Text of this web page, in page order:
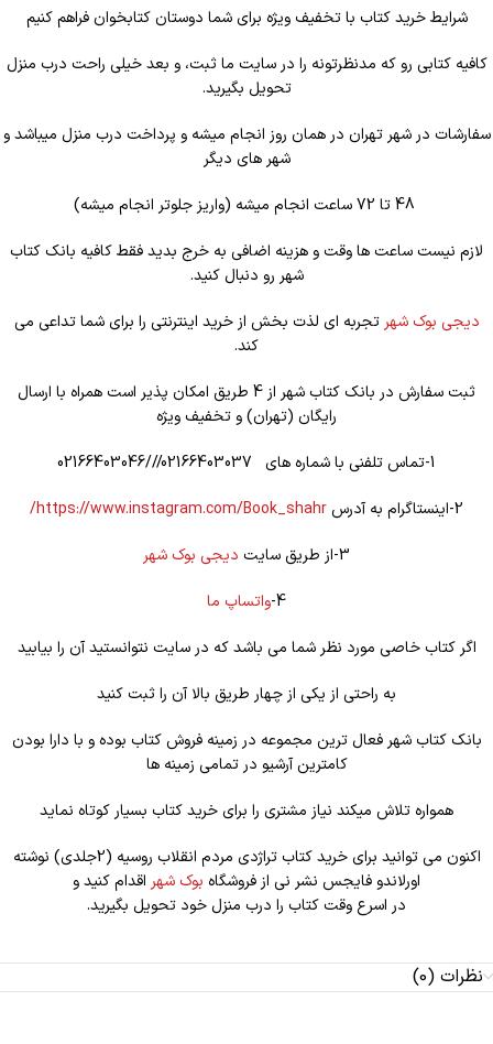
شرایط خرید کتاب با تخفیف ویژه برای شما دوستان کتابخوان فراهم کنیم
کافیه کتابی رو که مدنظرتونه را در سایت ما ثبت، و بعد خیلی راحت درب منزل
تحویل بگیرید.
سفارشات در شهر تهران در همان روز انجام میشه و پرداخت درب منزل میباشد و
شهر های دیگر
لازم نیست ساعت ها وقت و هزینه اضافی به خرج بدید فقط کافیه بانک کتاب
شهر رو دنبال کنید.
دیجی بوک شهر تجربه ای لذت بخش از خرید اینترنتی را برای شما تداعی می
کند.
ثبت سفارش در بانک کتاب شهر از 4 طریق امکان پذیر است همراه با ارسال
رایگان (تهران) و تخفیف ویژه
1-تماس تلفنی با شماره های 02166403037///02166403046
2-اینستاگرام به آدرس
https://www.instagram.com/Book_shahr/
3-از طریق سایت
دیجی بوک شهر
4- واتساپ ما
اگر کتاب خاصی مورد نظر شما می باشد که در سایت نتوانستید آن را بیابید
به راحتی از یکی از چهار طریق بالا آن را ثبت کنید
بانک کتاب شهر فعال ترین مجموعه در زمینه فروش کتاب بوده و با دارا بودن
کامترین آرشیو در تمامی زمینه ها
همواره تلاش میکند نیاز مشتری را برای خرید کتاب بسیار کوتاه نماید
اکنون می توانید برای خرید کتاب تراژدی مردم انقلاب روسیه (2جلدی) نوشته
اورلاندو فایجس نشر نی از فروشگاه بوک شهر اقدام کنید و
در اسرع وقت کتاب را درب منزل خود تحویل بگیرید.
نظرات (0)